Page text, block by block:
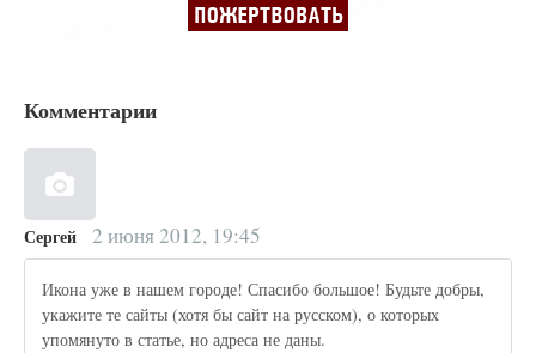
Комментарии
Сергей 2 июня 2012, 19:45
Икона уже в нашем городе! Спасибо большое! Будьте добры,
укажите те сайты (хотя бы сайт на русском), о которых
упомянуто в статье, но адреса не даны.